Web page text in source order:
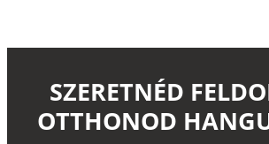
SZERETNÉD
OTTHONOD